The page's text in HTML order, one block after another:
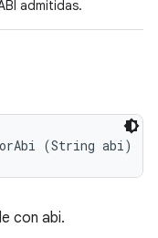
admitidas.
(String abi)
con abi.